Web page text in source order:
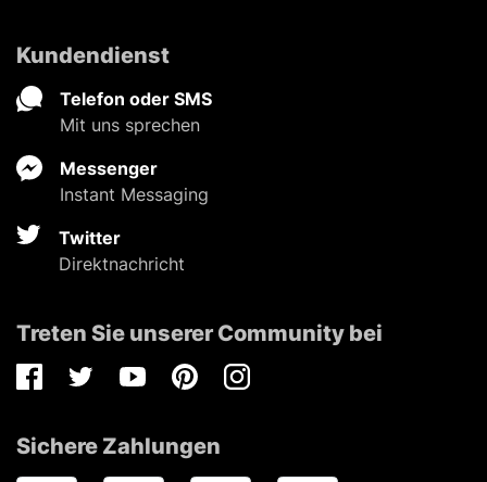
Kundendienst
Telefon oder SMS
Mit uns sprechen
Messenger
Instant Messaging
Twitter
Direktnachricht
Treten Sie unserer Community bei
FacebookTwitterYoutubePinterestInstagram
Sichere Zahlungen